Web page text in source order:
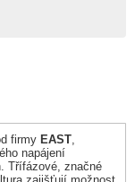
firmy EAST,
napájení
Třífázové, značné